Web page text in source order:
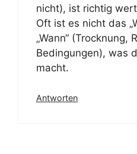
nicht), ist richtig
Oft ist es nicht das
„Wann“ (Trocknung,
Bedingungen), was
macht.
Antworten